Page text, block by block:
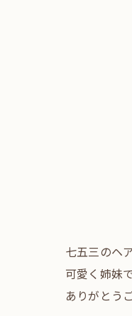
七五三のヘ
可愛く姉妹
ありがとう